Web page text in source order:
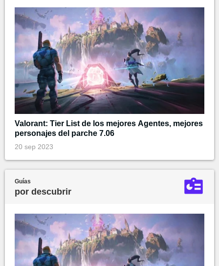
Valorant: Tier List de los mejores Agentes, mejores
personajes del parche 7.06
20 sep 2023
Guías
por descubrir